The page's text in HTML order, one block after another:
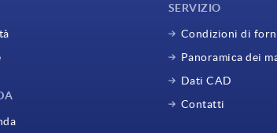
SERVIZIO
Condizioni di
Panoramica dei
Dati CAD
Contatti